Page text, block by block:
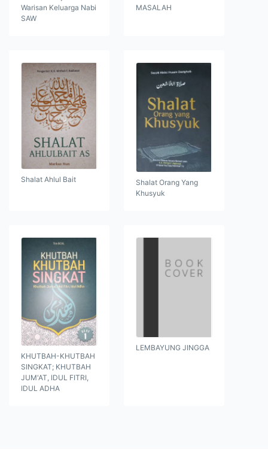
Warisan Keluarga Nabi
SAW
MASALAH
Shalat Ahlul Bait
Shalat Orang Yang
Khusyuk
KHUTBAH-KHUTBAH
SINGKAT; KHUTBAH
JUM'AT, IDUL FITRI,
IDUL ADHA
LEMBAYUNG JINGGA